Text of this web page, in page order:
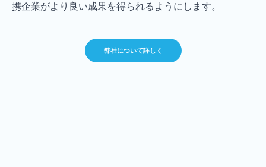
携企業がより良い成果を得られるようにします。
弊社について詳しく